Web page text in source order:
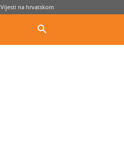
Vijesti na hrvatskom